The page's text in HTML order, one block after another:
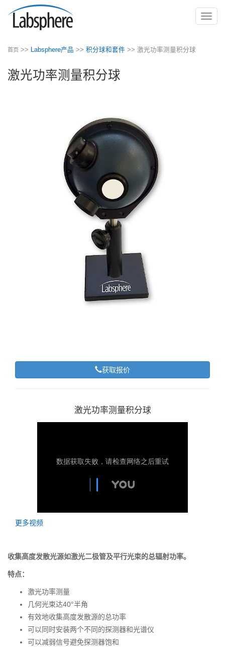
切
首页 >> Labsphere产品 >> 积分球和套件 >> 激光功率测量积分球
激光功率测量积分球
获取报价
激光功率测量积分球
更多视频
收集高度发散光源如激光二极管及平行光束的总辐射功率。
特点：
激光功率测量
几何光束达40°半角
有效地收集高度发散源的总功率
可以同时安装两个不同的探测器和光谱仪
可以减弱信号避免探测器饱和